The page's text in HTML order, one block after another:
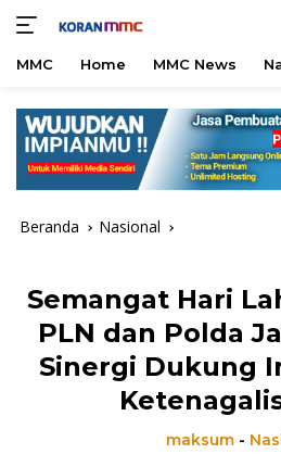
konten
MMC Home MMC News
Beranda Nasional
Semangat Hari
PLN dan Polda
Sinergi Dukung
maksum -